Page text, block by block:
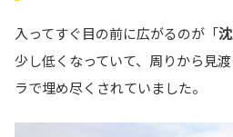
入ってすぐ目の前に広がるのが「
少し低くなっていて、周りから見
ラで埋め尽くされていました。